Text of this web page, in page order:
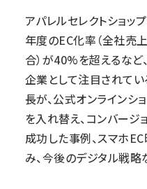
アパレルセレクトショッ
年度のEC化率（全社売
合）が40%を超えるな
企業として注目されて
長が、公式オンラインシ
を入れ替え、コンバージ
成功した事例、スマホ
み、今後のデジタル戦略